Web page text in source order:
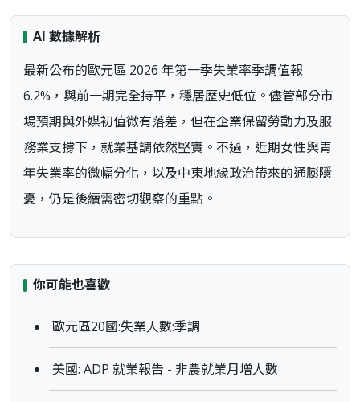
AI 數據解析
最新公布的歐元區 2026 年第一季失業率季調值報
6.2%，與前一期完全持平，穩居歷史低位。儘管部分市
場預期與外媒初值微有落差，但在企業保留勞動力及服
務業支撐下，就業基調依然堅實。不過，近期女性與青
年失業率的微幅分化，以及中東地緣政治帶來的通膨隱
憂，仍是後續需密切觀察的重點。
你可能也喜歡
歐元區20國:失業人數:季調
美國: ADP 就業報告 - 非農就業月增人數